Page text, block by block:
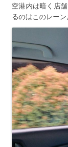
空港内は暗く店
るのはこのレーン